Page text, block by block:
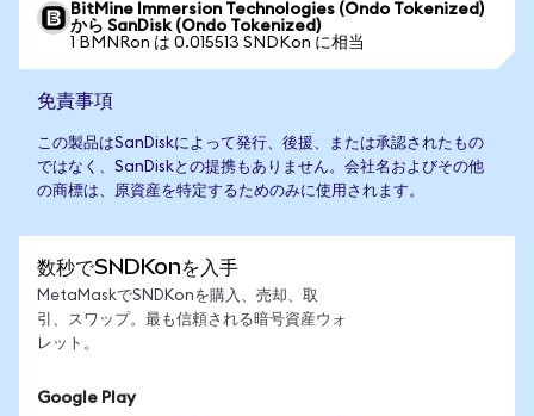
BitMine Immersion Technologies (Ondo Tokenized)
から SanDisk (Ondo Tokenized)
1 BMNRon は 0.015513 SNDKon に相当
免責事項
この製品はSanDiskによって発行、後援、または承認されたもの
ではなく、SanDiskとの提携もありません。会社名およびその他
の商標は、原資産を特定するためのみに使用されます。
数秒でSNDKonを入手
MetaMaskでSNDKonを購入、売却、取
引、スワップ。最も信頼される暗号資産ウォ
レット。
Google Play